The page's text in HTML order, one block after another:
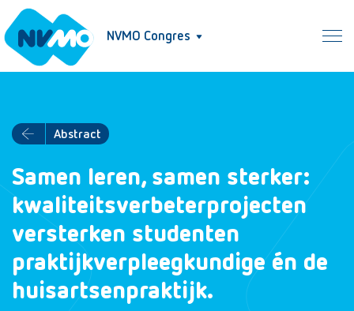
NVMO Congres
Abstract
Samen leren, samen sterker:
kwaliteitsverbeterprojecten
versterken studenten
praktijkverpleegkundige én de
huisartsenpraktijk.